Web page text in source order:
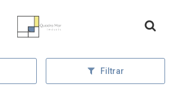
Página inicial
Filtrar